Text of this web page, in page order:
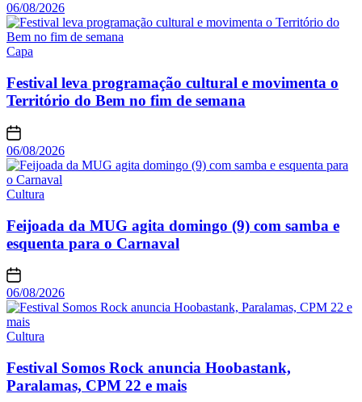
06/08/2026
Capa
Festival leva programação cultural e movimenta o
Território do Bem no fim de semana
06/08/2026
Cultura
Feijoada da MUG agita domingo (9) com samba e
esquenta para o Carnaval
06/08/2026
Cultura
Festival Somos Rock anuncia Hoobastank,
Paralamas, CPM 22 e mais